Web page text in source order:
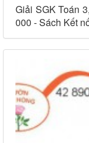
Giải SGK Toán
000 - Sách Kết